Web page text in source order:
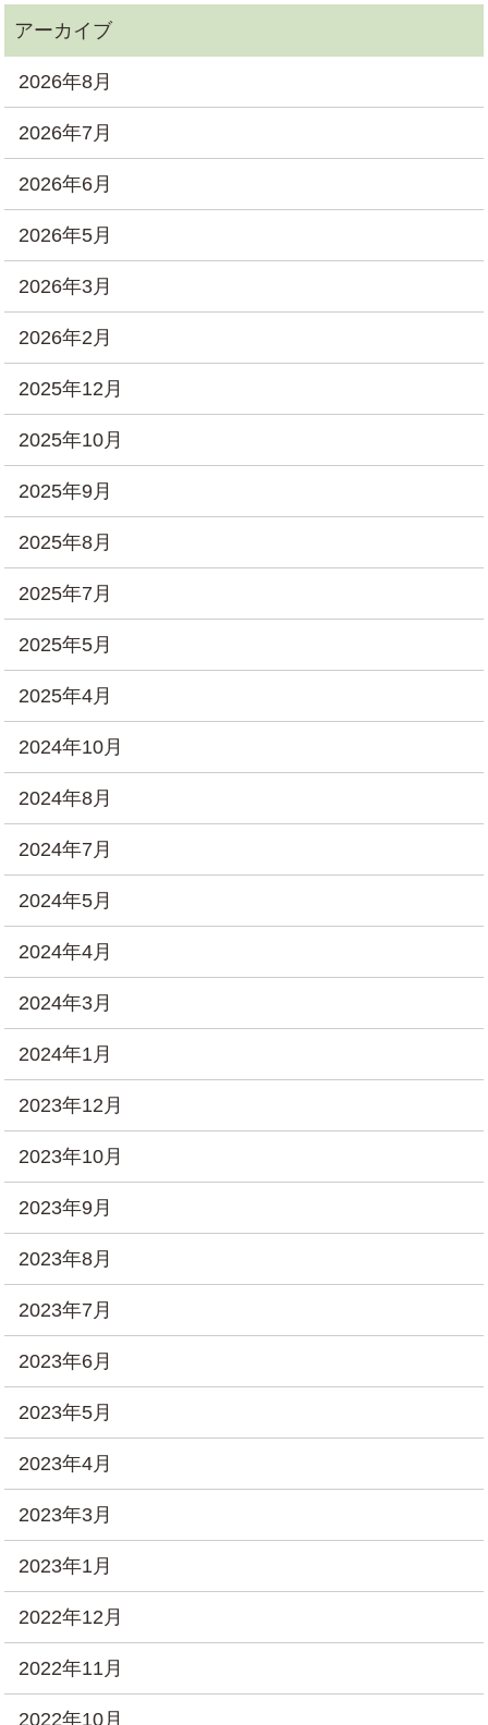
2026年8月
2026年7月
2026年6月
2026年5月
2026年3月
2026年2月
2025年12月
2025年10月
2025年9月
2025年8月
2025年7月
2025年5月
2025年4月
2024年10月
2024年8月
2024年7月
2024年5月
2024年4月
2024年3月
2024年1月
2023年12月
2023年10月
2023年9月
2023年8月
2023年7月
2023年6月
2023年5月
2023年4月
2023年3月
2023年1月
2022年12月
2022年11月
2022年10月